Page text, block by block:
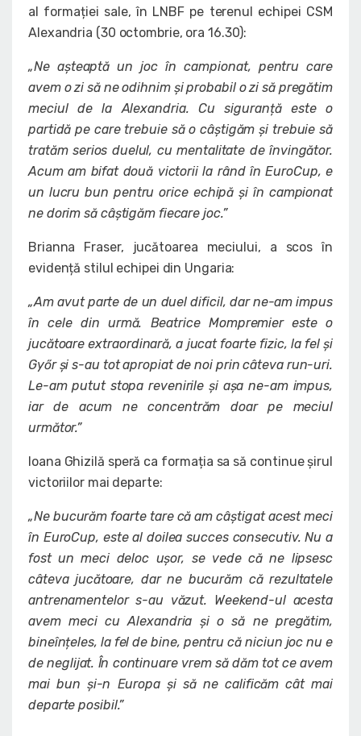
al formației sale, în LNBF pe terenul echipei CSM
Alexandria (30 octombrie, ora 16.30):
„Ne așteaptă un joc în campionat, pentru care
avem o zi să ne odihnim și probabil o zi să pregătim
meciul de la Alexandria. Cu siguranță este o
partidă pe care trebuie să o câștigăm și trebuie să
tratăm serios duelul, cu mentalitate de învingător.
Acum am bifat două victorii la rând în EuroCup, e
un lucru bun pentru orice echipă și în campionat
ne dorim să câștigăm fiecare joc.”
Brianna Fraser, jucătoarea meciului, a scos în
evidență stilul echipei din Ungaria:
„Am avut parte de un duel dificil, dar ne-am impus
în cele din urmă. Beatrice Mompremier este o
jucătoare extraordinară, a jucat foarte fizic, la fel și
Győr și s-au tot apropiat de noi prin câteva run-uri.
Le-am putut stopa revenirile și așa ne-am impus,
iar de acum ne concentrăm doar pe meciul
următor.”
Ioana Ghizilă speră ca formația sa să continue șirul
victoriilor mai departe:
„Ne bucurăm foarte tare că am câștigat acest meci
în EuroCup, este al doilea succes consecutiv. Nu a
fost un meci deloc ușor, se vede că ne lipsesc
câteva jucătoare, dar ne bucurăm că rezultatele
antrenamentelor s-au văzut. Weekend-ul acesta
avem meci cu Alexandria și o să ne pregătim,
bineînțeles, la fel de bine, pentru că niciun joc nu e
de neglijat. În continuare vrem să dăm tot ce avem
mai bun și-n Europa și să ne calificăm cât mai
departe posibil.”